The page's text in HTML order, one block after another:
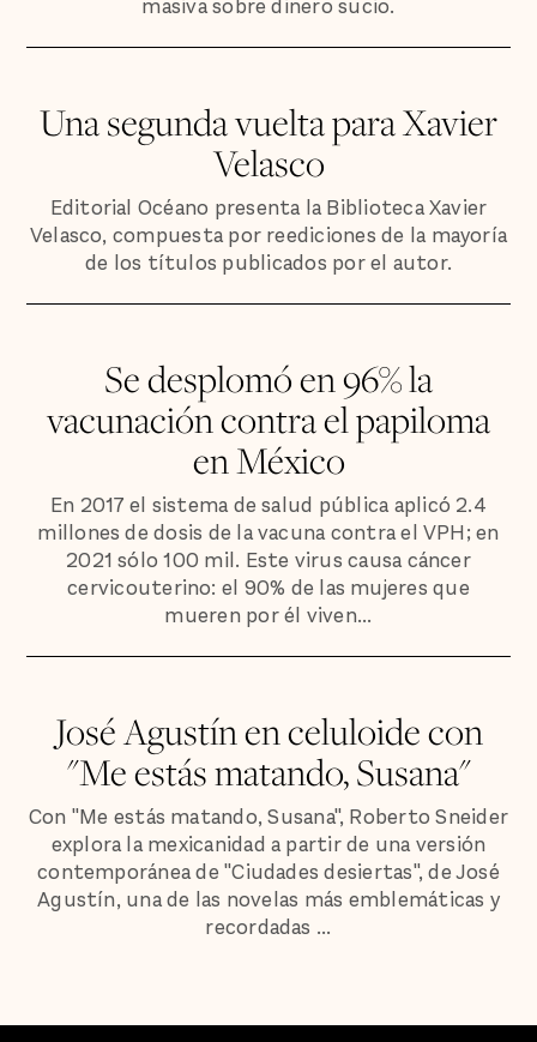
masiva sobre dinero sucio.
Una segunda vuelta para Xavier
Velasco
Editorial Océano presenta la Biblioteca Xavier
Velasco, compuesta por reediciones de la mayoría
de los títulos publicados por el autor.
Se desplomó en 96% la
vacunación contra el papiloma
en México
En 2017 el sistema de salud pública aplicó 2.4
millones de dosis de la vacuna contra el VPH; en
2021 sólo 100 mil. Este virus causa cáncer
cervicouterino: el 90% de las mujeres que
mueren por él viven...
José Agustín en celuloide con
"Me estás matando, Susana"
Con "Me estás matando, Susana", Roberto Sneider
explora la mexicanidad a partir de una versión
contemporánea de "Ciudades desiertas", de José
Agustín, una de las novelas más emblemáticas y
recordadas ...